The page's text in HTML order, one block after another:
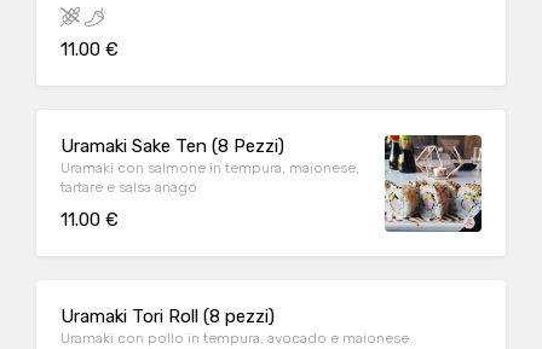
11.00 €
Uramaki Sake Ten (8 Pezzi)
Uramaki con salmone in tempura, maionese,
tartare e salsa anago
11.00 €
Uramaki Tori Roll (8 pezzi)
Uramaki con pollo in tempura, avocado e maionese